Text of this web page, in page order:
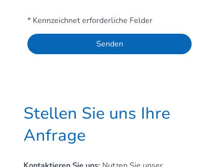
* Kennzeichnet erforderliche Felder
Senden
Stellen Sie uns Ihre
Anfrage